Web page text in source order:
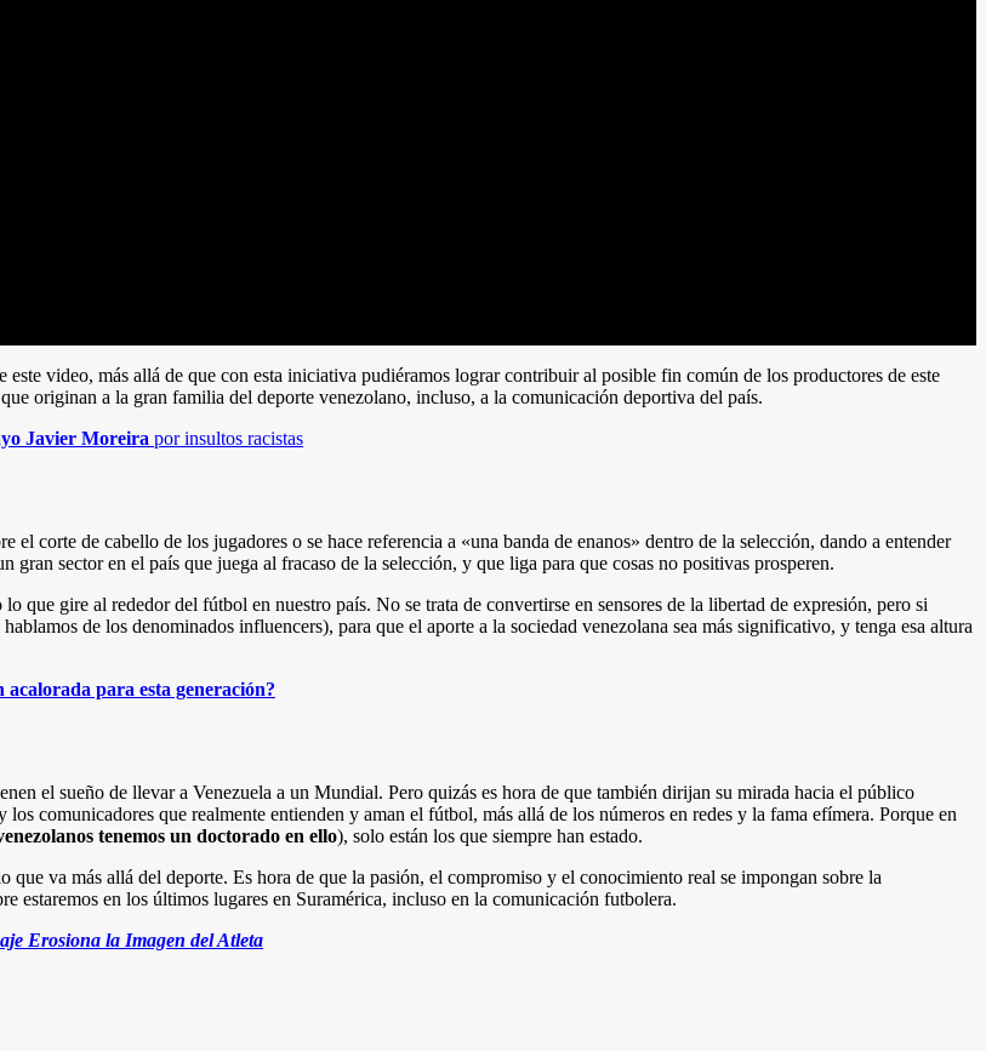
video, más allá de que con esta iniciativa pudiéramos lograr contribuir al posible fin común de los productores de este
originan a la gran familia del deporte venezolano, incluso, a la comunicación deportiva del país.
Javier Moreira por insultos racistas
corte de cabello de los jugadores o se hace referencia a «una banda de enanos» dentro de la selección, dando a entender
sector en el país que juega al fracaso de la selección, y que liga para que cosas no positivas prosperen.
que gire al rededor del fútbol en nuestro país. No se trata de convertirse en sensores de la libertad de expresión, pero si
de los denominados influencers), para que el aporte a la sociedad venezolana sea más significativo, y tenga esa altura
para esta generación?
el sueño de llevar a Venezuela a un Mundial. Pero quizás es hora de que también dirijan su mirada hacia el público
comunicadores que realmente entienden y aman el fútbol, más allá de los números en redes y la fama efímera. Porque en
tenemos un doctorado en ello), solo están los que siempre han estado.
va más allá del deporte. Es hora de que la pasión, el compromiso y el conocimiento real se impongan sobre la
estaremos en los últimos lugares en Suramérica, incluso en la comunicación futbolera.
Erosiona la Imagen del Atleta